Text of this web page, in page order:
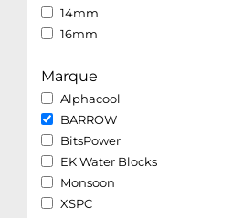
14mm
16mm
Marque
Alphacool
BARROW
BitsPower
EK Water Blocks
Monsoon
XSPC